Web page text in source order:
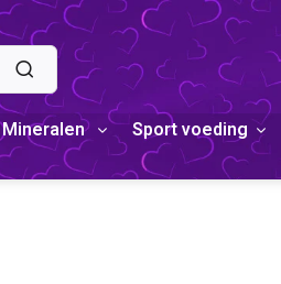
Mineralen Sport voeding